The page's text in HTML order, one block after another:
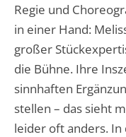
Regie und
in einer Hand:
großer
die Bühne. Ihre
sinnhaften
stellen – das sieht
leider oft anders.